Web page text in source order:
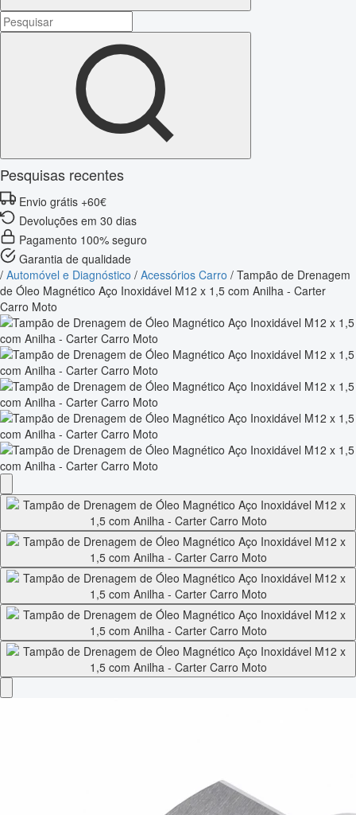
Pesquisas recentes
Envio grátis +60€
Devoluções em 30 dias
Pagamento 100% seguro
Garantia de qualidade
/ Automóvel e Diagnóstico / Acessórios Carro / Tampão de Drenagem
de Óleo Magnético Aço Inoxidável M12 x 1,5 com Anilha - Carter
Carro Moto